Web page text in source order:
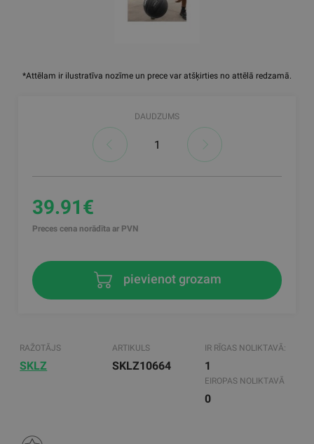
*Attēlam ir ilustratīva nozīme un prece var atšķirties no attēlā redzamā.
DAUDZUMS
39.91€
Preces cena norādīta ar PVN
pievienot grozam
RAŽOTĀJS
SKLZ
ARTIKULS
SKLZ10664
IR RĪGAS NOLIKTAVĀ:
1
EIROPAS NOLIKTAVĀ
0